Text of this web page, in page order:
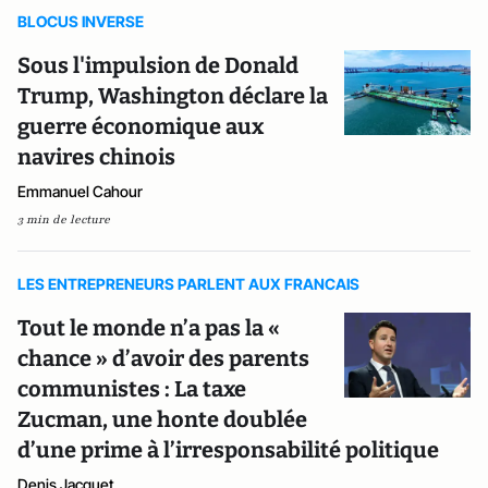
BLOCUS INVERSE
Sous l'impulsion de Donald
Trump, Washington déclare la
guerre économique aux
navires chinois
Emmanuel Cahour
3 min de lecture
LES ENTREPRENEURS PARLENT AUX FRANCAIS
Tout le monde n’a pas la «
chance » d’avoir des parents
communistes : La taxe
Zucman, une honte doublée
d’une prime à l’irresponsabilité politique
Denis Jacquet